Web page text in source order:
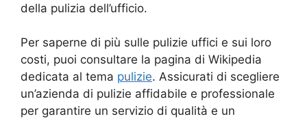
della pulizia dell’ufficio.
Per saperne di più sulle pulizie uffici e sui loro
costi, puoi consultare la pagina di Wikipedia
dedicata al tema pulizie. Assicurati di scegliere
un’azienda di pulizie affidabile e professionale
per garantire un servizio di qualità e un